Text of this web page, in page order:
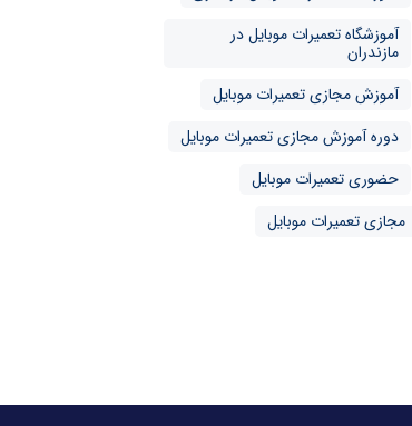
آموزشگاه تعمیرات موبایل در
مازندران
آموزش مجازی تعمیرات موبایل
دوره آموزش مجازی تعمیرات موبایل
حضوری تعمیرات موبایل
مجازی تعمیرات موبایل